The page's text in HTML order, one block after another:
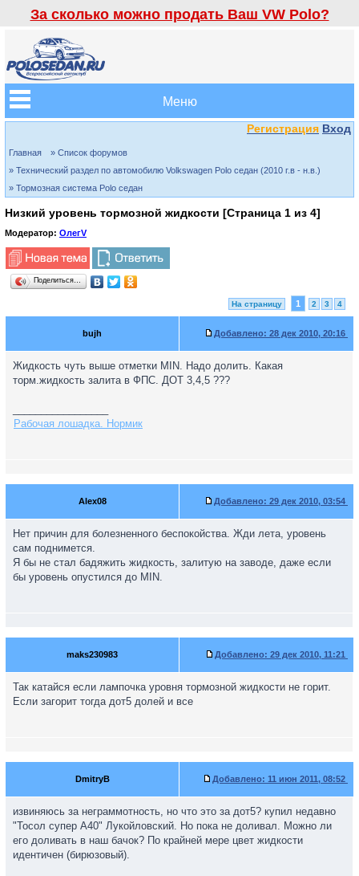
За сколько можно продать Ваш VW Polo?
Меню
Регистрация Вход
Главная
» Список форумов
» Технический раздел по автомобилю Volkswagen Polo седан (2010 г.в - н.в.)
» Тормозная система Polo седан
Низкий уровень тормозной жидкости [Страница 1 из 4]
Модератор: ОлегV
Поделиться…
На страницу 1 2 3 4
bujh Добавлено: 28 дек 2010, 20:16
Жидкость чуть выше отметки MIN. Надо долить. Какая
торм.жидкость залита в ФПС. ДОТ 3,4,5 ???
Рабочая лошадка. Нормик
Alex08 Добавлено: 29 дек 2010, 03:54
Нет причин для болезненного беспокойства. Жди лета, уровень
сам поднимется.
Я бы не стал бадяжить жидкость, залитую на заводе, даже если
бы уровень опустился до MIN.
maks230983 Добавлено: 29 дек 2010, 11:21
Так катайся если лампочка уровня тормозной жидкости не горит.
Если загорит тогда дот5 долей и все
DmitryB Добавлено: 11 июн 2011, 08:52
извиняюсь за неграммотность, но что это за дот5? купил недавно
"Тосол супер А40" Лукойловский. Но пока не доливал. Можно ли
его доливать в наш бачок? По крайней мере цвет жидкости
идентичен (бирюзовый).